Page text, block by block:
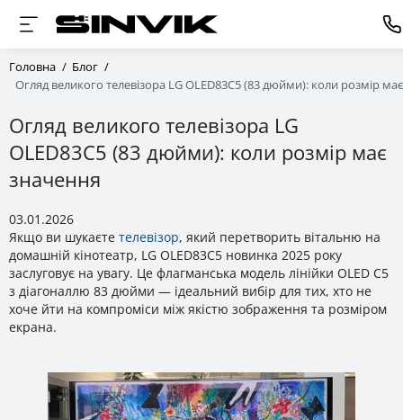
Головна
Блог
Огляд великого телевізора LG OLED83C5 (83 дюйми): коли розмір
Огляд великого телевізора LG
OLED83C5 (83 дюйми): коли розмір має
значення
03.01.2026
Якщо ви шукаєте телевізор, який перетворить вітальню на
домашній кінотеатр, LG OLED83C5 новинка 2025 року
заслуговує на увагу. Це флагманська модель лінійки OLED C5
з діагоналлю 83 дюйми — ідеальний вибір для тих, хто не
хоче йти на компроміси між якістю зображення та розміром
екрана.